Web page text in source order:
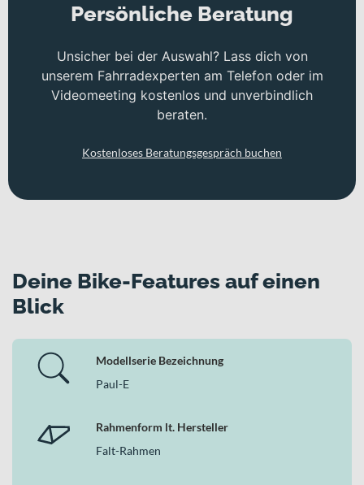
Persönliche Beratung
Unsicher bei der Auswahl? Lass dich von
unserem Fahrradexperten am Telefon oder im
Videomeeting kostenlos und unverbindlich
beraten.
Kostenloses Beratungsgespräch buchen
Deine Bike-Features auf einen
Blick
Modellserie Bezeichnung
Paul-E
Rahmenform lt. Hersteller
Falt-Rahmen